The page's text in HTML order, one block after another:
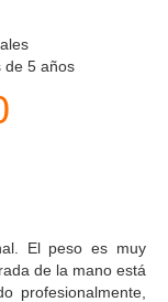
de 5 años
El peso es muy
de la mano está
profesionalmente,